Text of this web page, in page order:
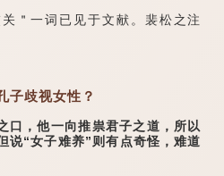
一词已见于文献。裴松之注
子歧视女性？
，他一向推祟君子之道，所以
说“女子难养”则有点奇怪，难道